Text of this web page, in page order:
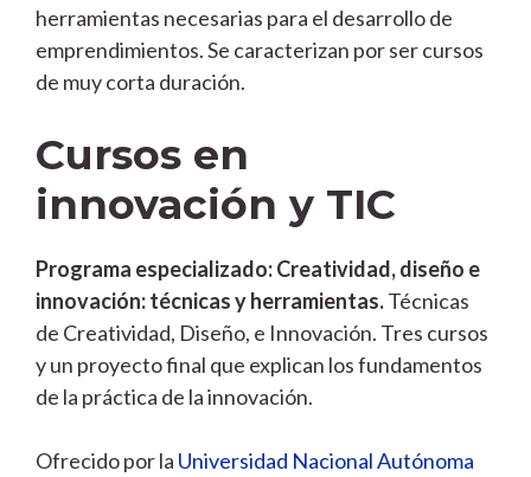
herramientas necesarias para el desarrollo de
emprendimientos. Se caracterizan por ser cursos
de muy corta duración.
Cursos en
innovación y TIC
Programa especializado: Creatividad, diseño e
innovación: técnicas y herramientas.Técnicas
de Creatividad, Diseño, e Innovación. Tres cursos
y un proyecto final que explican los fundamentos
de la práctica de la innovación.
Ofrecido por la Universidad Nacional Autónoma